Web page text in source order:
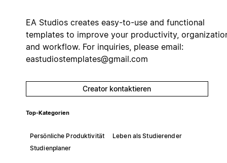
EA Studios creates easy-to-use and functional
templates to improve your productivity,
and workflow. For inquiries, please email:
eastudiostemplates@gmail.com
Creator kontaktieren
Top-Kategorien
Persönliche Produktivität
Leben als Studierender
Studienplaner